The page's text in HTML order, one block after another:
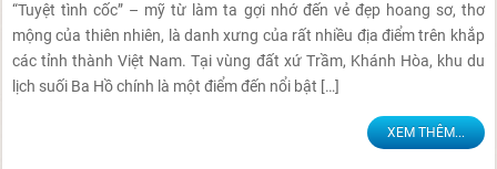
“Tuyệt tình cốc” – mỹ từ làm ta gợi nhớ đến vẻ đẹp hoang sơ, thơ
mộng của thiên nhiên, là danh xưng của rất nhiều địa điểm trên khắp
các tỉnh thành Việt Nam. Tại vùng đất xứ Trầm, Khánh Hòa, khu du
lịch suối Ba Hồ chính là một điểm đến nổi bật […]
XEM THÊM...